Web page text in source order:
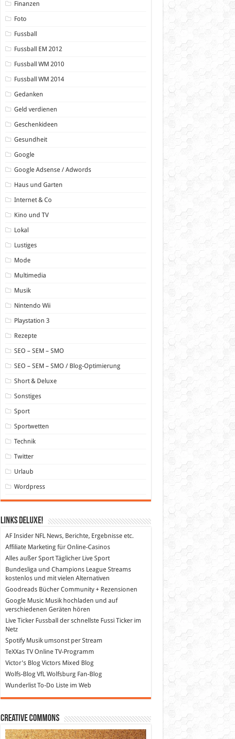
Finanzen
Foto
Fussball
Fussball EM 2012
Fussball WM 2010
Fussball WM 2014
Gedanken
Geld verdienen
Geschenkideen
Gesundheit
Google
Google Adsense / Adwords
Haus und Garten
Internet & Co
Kino und TV
Lokal
Lustiges
Mode
Multimedia
Musik
Nintendo Wii
Playstation 3
Rezepte
SEO – SEM – SMO
SEO – SEM – SMO / Blog-Optimierung
Short & Deluxe
Sonstiges
Sport
Sportwetten
Technik
Twitter
Urlaub
Wordpress
Links DeLuXe!
AF InsiderNFL News, Berichte, Ergebnisse etc.
Affiliate Marketingfür Online-Casinos
Alles außer SportTäglicher Live Sport
Bundesliga und Champions League Streams
kostenlos und mit vielen Alternativen
GoodreadsBücher Community + Rezensionen
Google MusicMusik hochladen und auf
verschiedenen Geräten hören
Live Ticker Fussball
der schnellste Fussi Ticker im
Netz
SpotifyMusik umsonst per Stream
TeXXas TVOnline TV-Programm
Victor's BlogVictors Mixed Blog
Wolfs-BlogVfL Wolfsburg Fan-Blog
WunderlistTo-Do Liste im Web
Creative Commons